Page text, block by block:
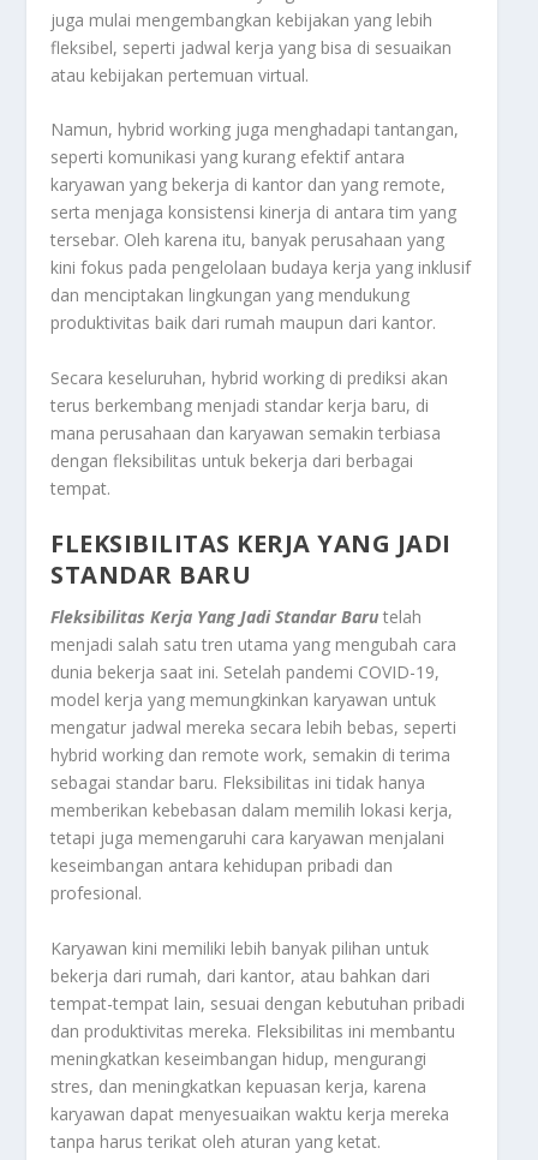
juga mulai mengembangkan kebijakan yang lebih
fleksibel, seperti jadwal kerja yang bisa di sesuaikan
atau kebijakan pertemuan virtual.
Namun, hybrid working juga menghadapi tantangan,
seperti komunikasi yang kurang efektif antara
karyawan yang bekerja di kantor dan yang remote,
serta menjaga konsistensi kinerja di antara tim yang
tersebar. Oleh karena itu, banyak perusahaan yang
kini fokus pada pengelolaan budaya kerja yang inklusif
dan menciptakan lingkungan yang mendukung
produktivitas baik dari rumah maupun dari kantor.
Secara keseluruhan, hybrid working di prediksi akan
terus berkembang menjadi standar kerja baru, di
mana perusahaan dan karyawan semakin terbiasa
dengan fleksibilitas untuk bekerja dari berbagai
tempat.
FLEKSIBILITAS KERJA YANG JADI
STANDAR BARU
Fleksibilitas Kerja Yang Jadi Standar Baru telah
menjadi salah satu tren utama yang mengubah cara
dunia bekerja saat ini. Setelah pandemi COVID-19,
model kerja yang memungkinkan karyawan untuk
mengatur jadwal mereka secara lebih bebas, seperti
hybrid working dan remote work, semakin di terima
sebagai standar baru. Fleksibilitas ini tidak hanya
memberikan kebebasan dalam memilih lokasi kerja,
tetapi juga memengaruhi cara karyawan menjalani
keseimbangan antara kehidupan pribadi dan
profesional.
Karyawan kini memiliki lebih banyak pilihan untuk
bekerja dari rumah, dari kantor, atau bahkan dari
tempat-tempat lain, sesuai dengan kebutuhan pribadi
dan produktivitas mereka. Fleksibilitas ini membantu
meningkatkan keseimbangan hidup, mengurangi
stres, dan meningkatkan kepuasan kerja, karena
karyawan dapat menyesuaikan waktu kerja mereka
tanpa harus terikat oleh aturan yang ketat.